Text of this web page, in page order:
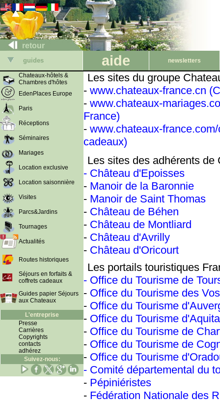
retour
guides aide newsletters
Chateaux-hôtels &
Chambres d'hôtes
EdenPlaces Europe
Paris
Réceptions
Séminaires
Mariages
Location exclusive
Location saisonnière
Visites
Parcs&Jardins
Tournages
Actualités
Routes historiques
Séjours en forfaits &
coffrets cadeaux
Guides papier Séjours
aux Chateaux
L'entreprise
Presse
Carrières
Copyrights
contacts
adhérez
Suivez-nous:
Les sites du groupe
- www.chateaux-france.cn
- www.chateaux-
France)
- www.chateaux-
cadeaux)
Les sites des adhérents de
- Château d'Epoisses
- Manoir de la Baronnie
- Manoir de Saint Thomas
- Château de Béhen
- Château de Montliard
- Château d'Avrilly
- Château d'Oricourt
Les portails touristiques
- Office du Tourisme de
- Office du Tourisme des
- Office du Tourisme
- Office du Tourisme
- Office du Tourisme de
- Office du Tourisme de
- Office du Tourisme
- Comité départemental du
- Pépiniéristes
- Fédération Nationale des